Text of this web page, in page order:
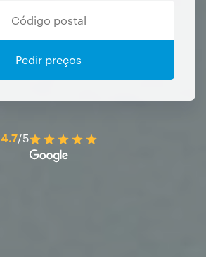
Pedir preços
4.7/5